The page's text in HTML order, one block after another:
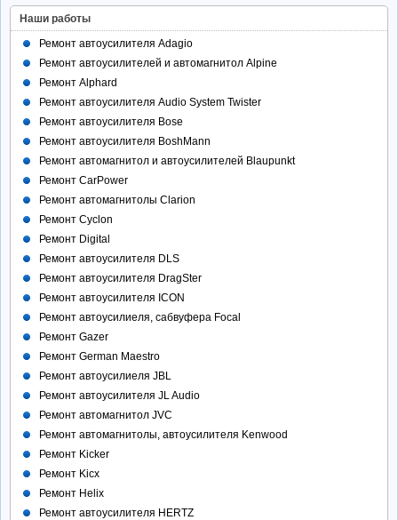
Наши работы
Ремонт автоусилителя Adagio
Ремонт автоусилителей и автомагнитол Alpine
Ремонт Alphard
Ремонт автоусилителя Audio System Twister
Ремонт автоусилителя Bose
Ремонт автоусилителя BoshMann
Ремонт автомагнитол и автоусилителей Blaupunkt
Ремонт CarPower
Ремонт автомагнитолы Clarion
Ремонт Cyclon
Ремонт Digital
Ремонт автоусилителя DLS
Ремонт автоусилителя DragSter
Ремонт автоусилителя ICON
Ремонт автоусилиеля, сабвуфера Focal
Ремонт Gazer
Ремонт German Maestro
Ремонт автоусилиеля JBL
Ремонт автоусилителя JL Audio
Ремонт автомагнитол JVC
Ремонт автомагнитолы, автоусилителя Kenwood
Ремонт Kicker
Ремонт Kicx
Ремонт Helix
Ремонт автоусилителя HERTZ